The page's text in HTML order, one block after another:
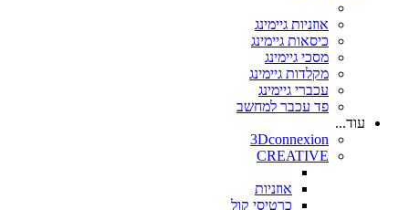
אוזניות גיימינג
כיסאות גיימינג
מסכי גיימינג
מקלדות גיימינג
עכברי גיימינג
פד עכבר למחשב
עוד...
3Dconnexion
CREATIVE
אוזניות
כרטיסי קול